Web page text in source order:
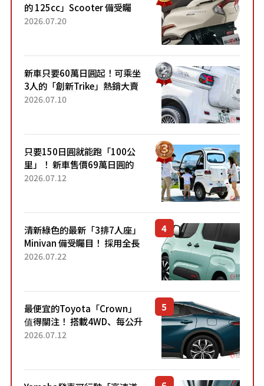
的 125cc」Scooter 備受矚
目！採用全新流線設計與各項
2026.07.20
新車只要60萬日圓起！可乘坐
3人的「創新Trike」熱銷大賣
成為人氣車款！「養車成本真
2026.07.10
只要150日圓就能跑「100公
里」！ 新車售價69萬日圓的
「3人座」Trike大受歡迎！ 順
2026.07.12
清新綠色的最新「3排7人座」
Minivan 備受矚目！ 採用全長
4.7公尺剛剛好的車身尺寸與
2026.07.22
最便宜的Toyota「Crown」
值得關注！ 搭載4WD、每公升
22.4公里低油耗表現超亮眼！
2026.07.12